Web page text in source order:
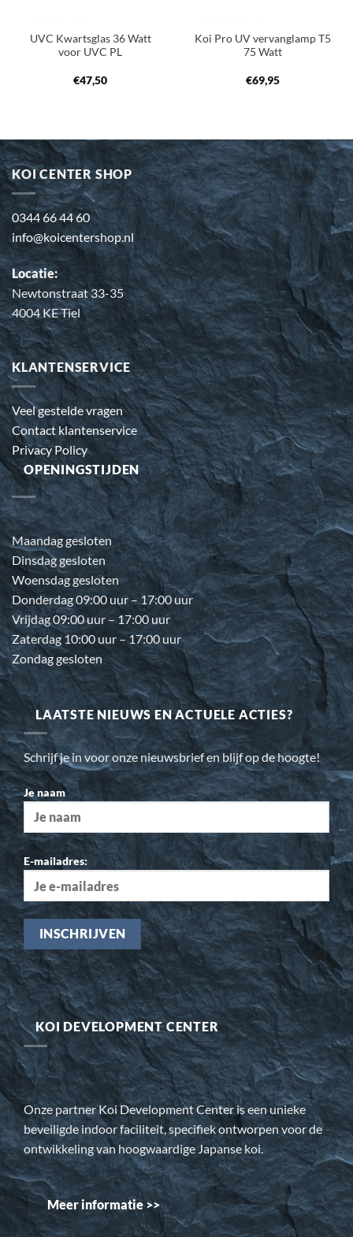
UVC Kwartsglas 36 Watt
voor UVC PL
€47,50
Koi Pro UV vervanglamp T5
75 Watt
€69,95
KOI CENTER SHOP
0344 66 44 60
info@koicentershop.nl
Locatie:
Newtonstraat 33-35
4004 KE Tiel
KLANTENSERVICE
Veel gestelde vragen
Contact klantenservice
Privacy Policy
OPENINGSTIJDEN
Maandag gesloten
Dinsdag gesloten
Woensdag gesloten
Donderdag 09:00 uur – 17:00 uur
Vrijdag 09:00 uur – 17:00 uur
Zaterdag 10:00 uur – 17:00 uur
Zondag gesloten
LAATSTE NIEUWS EN ACTUELE ACTIES?
Schrijf je in voor onze nieuwsbrief en blijf op de hoogte!
Je naam
E-mailadres:
KOI DEVELOPMENT CENTER
Onze partner Koi Development Center is een unieke
beveiligde indoor faciliteit, specifiek ontworpen voor de
ontwikkeling van hoogwaardige Japanse koi.
Meer informatie >>